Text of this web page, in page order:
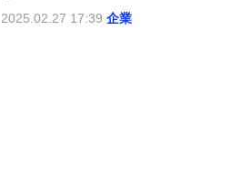
2025.02.27 17:39 企業